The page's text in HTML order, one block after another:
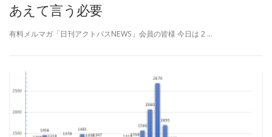
あえて言う必要
有料メルマガ「日刊アクトパスNEWS」会員の皆様 今日は 2 …